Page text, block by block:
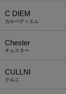
C DIEM
カルペディエム
Chester
チェスター
CULLNI
クルニ